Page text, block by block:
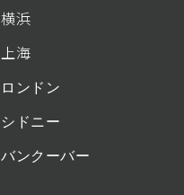
横浜
上海
ロンドン
シドニー
バンクーバー